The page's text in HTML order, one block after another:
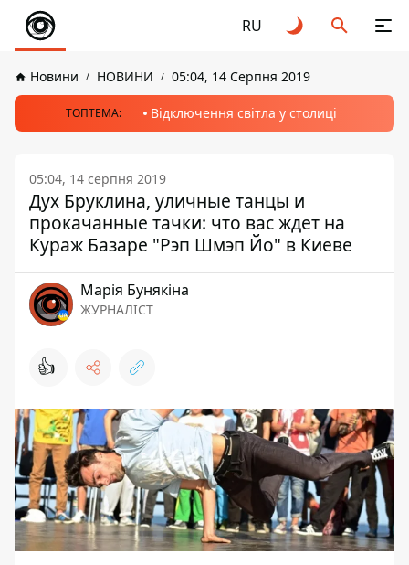
RU
Новини НОВИНИ 05:04, 14 Серпня 2019
ТОПТЕМА: Відключення світла у столиці
05:04, 14 серпня 2019
Дух Бруклина, уличные танцы и
прокачанные тачки: что вас ждет на
Кураж Базаре "Рэп Шмэп Йо" в Киеве
Марія Бунякіна
ЖУРНАЛІСТ
👍